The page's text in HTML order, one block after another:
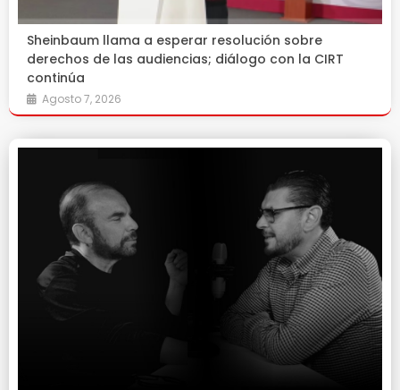
Sheinbaum llama a esperar resolución sobre
derechos de las audiencias; diálogo con la CIRT
continúa
Agosto 7, 2026